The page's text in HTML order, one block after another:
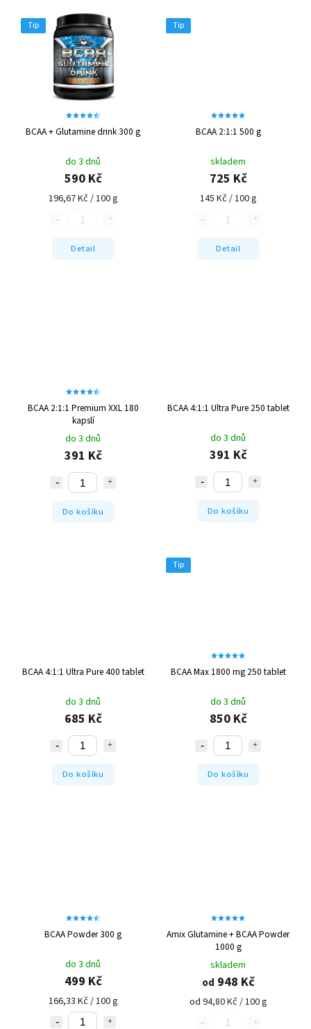
Tip
BCAA + Glutamine drink 300 g
do 3 dnů
590 Kč
196,67 Kč / 100 g
Detail
Tip
BCAA 2:1:1 500 g
skladem
725 Kč
145 Kč / 100 g
Detail
BCAA 2:1:1 Premium XXL 180
kapslí
do 3 dnů
391 Kč
Do košíku
BCAA 4:1:1 Ultra Pure 250 tablet
do 3 dnů
391 Kč
Do košíku
BCAA 4:1:1 Ultra Pure 400 tablet
do 3 dnů
685 Kč
Do košíku
Tip
BCAA Max 1800 mg 250 tablet
do 3 dnů
850 Kč
Do košíku
BCAA Powder 300 g
do 3 dnů
499 Kč
166,33 Kč / 100 g
Amix Glutamine + BCAA Powder
1000 g
skladem
od 948 Kč
od 94,80 Kč / 100 g